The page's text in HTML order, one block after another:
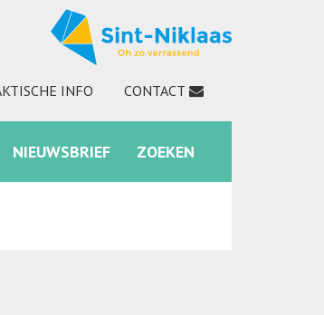
INFO CONTACT
ZOEKEN
NIEUWSBRIEF ZOEKEN